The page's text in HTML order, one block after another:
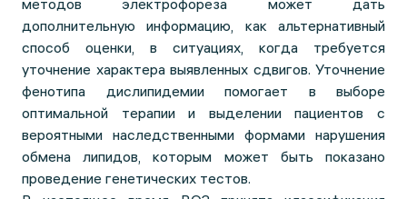
методов электрофореза может дать
дополнительную информацию, как альтернативный
способ оценки, в ситуациях, когда требуется
уточнение характера выявленных сдвигов. Уточнение
фенотипа дислипидемии помогает в выборе
оптимальной терапии и выделении пациентов с
вероятными наследственными формами нарушения
обмена липидов, которым может быть показано
проведение генетических тестов.